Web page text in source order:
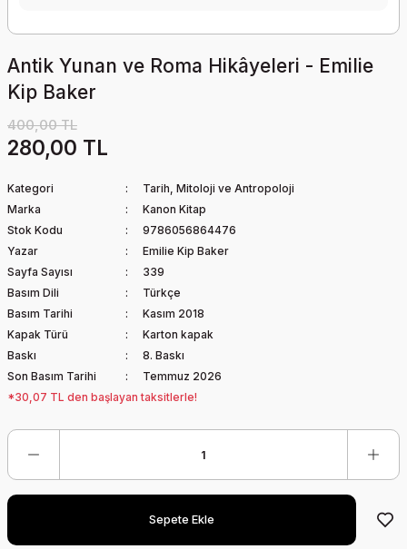
Antik Yunan ve Roma Hikâyeleri - Emilie
Kip Baker
400,00 TL
280,00 TL
Kategori
Tarih, Mitoloji ve Antropoloji
Marka
Kanon Kitap
Stok Kodu
9786056864476
Yazar
Emilie Kip Baker
Sayfa Sayısı
339
Basım Dili
Türkçe
Basım Tarihi
Kasım 2018
Kapak Türü
Karton kapak
Baskı
8. Baskı
Son Basım Tarihi
Temmuz 2026
*30,07 TL den başlayan taksitlerle!
Sepete Ekle